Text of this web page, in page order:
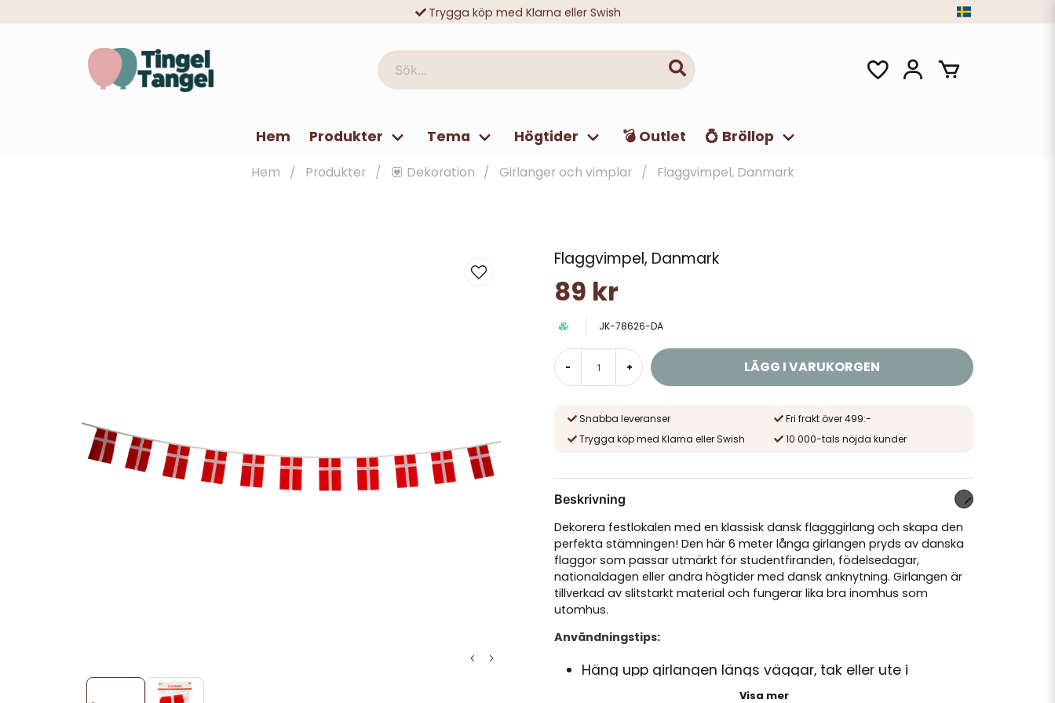
Trygga köp med Klarna eller Swish
Sök...
Hem Produkter Tema Högtider 💣 Outlet 💍 Bröllop
Hem Produkter 💟 Dekoration Girlanger och vimplar Flaggvimpel, Danmark
Flaggvimpel, Danmark
89 kr
JK-78626-DA
- + LÄGG I VARUKORGEN
Snabba leveranser
Fri frakt över 499:-
Trygga köp med Klarna eller Swish
10 000-tals nöjda kunder
Beskrivning
Dekorera festlokalen med en klassisk dansk flagggirlang och skapa den
perfekta stämningen! Den här 6 meter långa girlangen pryds av danska
flaggor som passar utmärkt för studentfiranden, födelsedagar,
nationaldagen eller andra högtider med dansk anknytning. Girlangen är
tillverkad av slitstarkt material och fungerar lika bra inomhus som
utomhus.
Användningstips:
Häng upp girlangen längs väggar, tak eller ute i
trädgården för en festlig atmosfär.
Visa mer